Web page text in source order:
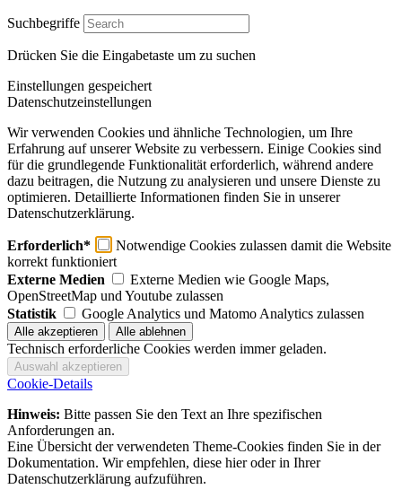
Suchbegriffe
Drücken Sie die Eingabetaste um zu suchen
Einstellungen gespeichert
Datenschutzeinstellungen
Wir verwenden Cookies und ähnliche Technologien, um Ihre
Erfahrung auf unserer Website zu verbessern. Einige Cookies sind
für die grundlegende Funktionalität erforderlich, während andere
dazu beitragen, die Nutzung zu analysieren und unsere Dienste zu
optimieren. Detaillierte Informationen finden Sie in unserer
Datenschutzerklärung.
Erforderlich*
Notwendige Cookies zulassen damit die Website
korrekt funktioniert
Externe Medien
Externe Medien wie Google Maps,
OpenStreetMap und Youtube zulassen
Statistik
Google Analytics und Matomo Analytics zulassen
Technisch erforderliche Cookies werden immer geladen.
Cookie-Details
Hinweis: Bitte passen Sie den Text an Ihre spezifischen
Anforderungen an.
Eine Übersicht der verwendeten Theme-Cookies finden Sie in der
Dokumentation. Wir empfehlen, diese hier oder in Ihrer
Datenschutzerklärung aufzuführen.